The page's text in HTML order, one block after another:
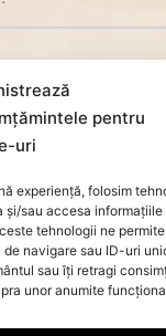
pentru
uri
experiență, folosim
sau accesa
tehnologii ne
navigare sau ID-uri
sau îți retragi
unor anumite
SUBSCRIBE